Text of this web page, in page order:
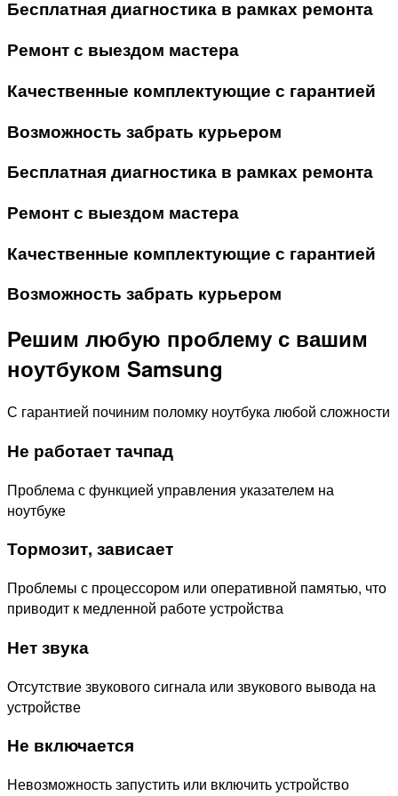
Бесплатная диагностика в рамках ремонта
Ремонт с выездом мастера
Качественные комплектующие с гарантией
Возможность забрать курьером
Бесплатная диагностика в рамках ремонта
Ремонт с выездом мастера
Качественные комплектующие с гарантией
Возможность забрать курьером
Решим любую проблему с вашим
ноутбуком Samsung
С гарантией починим поломку ноутбука любой сложности
Не работает тачпад
Проблема с функцией управления указателем на
ноутбуке
Тормозит, зависает
Проблемы с процессором или оперативной памятью, что
приводит к медленной работе устройства
Нет звука
Отсутствие звукового сигнала или звукового вывода на
устройстве
Не включается
Невозможность запустить или включить устройство